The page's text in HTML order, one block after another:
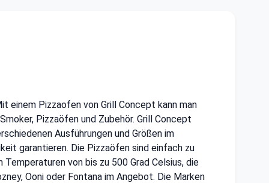
einem Pizzaofen von Grill Concept kann man
Pizzaöfen und Zubehör. Grill Concept
Ausführungen und Größen im
garantieren. Die Pizzaöfen sind einfach zu
von bis zu 500 Grad Celsius, die
Ooni oder Fontana im Angebot. Die Marken